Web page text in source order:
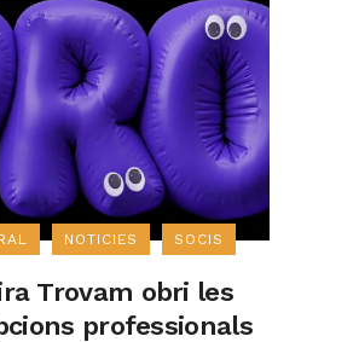
NOTICIES SOCIS
Trovam obri les
professionals